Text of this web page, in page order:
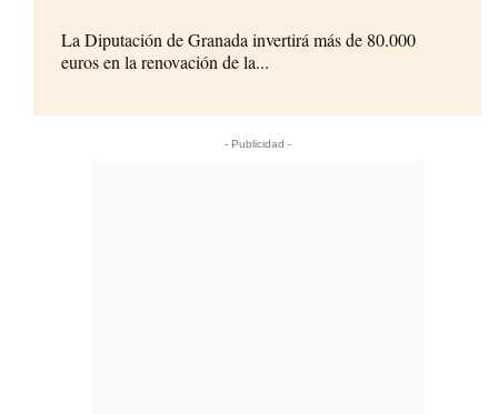
La Diputación de Granada invertirá más de 80.000
euros en la renovación de la...
- Publicidad -